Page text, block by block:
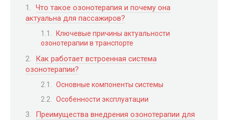
Что такое озонотерапия и почему она
актуальна для пассажиров?
Ключевые причины актуальности
озонотерапии в транспорте
Как работает встроенная система
озонотерапии?
Основные компоненты системы
Особенности эксплуатации
Преимущества внедрения озонотерапии для